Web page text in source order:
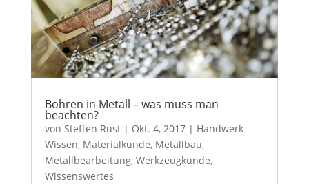
Bohren in Metall – was muss man
beachten?
von Steffen Rust| Okt. 4, 2017| Handwerk-
Wissen, Materialkunde, Metallbau,
Metallbearbeitung, Werkzeugkunde,
Wissenswertes